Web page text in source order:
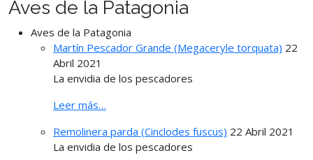
Aves de la Patagonia
Aves de la Patagonia
Martín Pescador Grande (Megaceryle torquata) 22
Abril 2021
La envidia de los pescadores
Leer más…
Remolinera parda (Cinclodes fuscus) 22 Abril 2021
La envidia de los pescadores